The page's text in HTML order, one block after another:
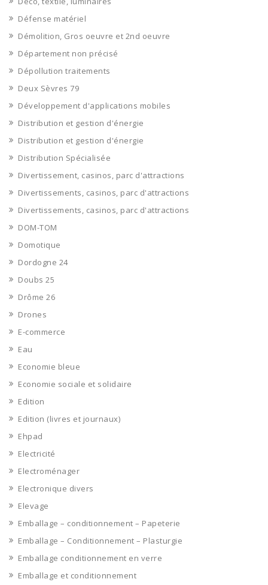
Défense matériel
Démolition, Gros oeuvre et 2nd oeuvre
Département non précisé
Dépollution traitements
Deux Sèvres 79
Développement d'applications mobiles
Distribution et gestion d'énergie
Distribution et gestion d'énergie
Distribution Spécialisée
Divertissement, casinos, parc d'attractions
Divertissements, casinos, parc d'attractions
Divertissements, casinos, parc d'attractions
DOM-TOM
Domotique
Dordogne 24
Doubs 25
Drôme 26
Drones
E-commerce
Eau
Economie bleue
Economie sociale et solidaire
Edition
Edition (livres et journaux)
Ehpad
Electricité
Electroménager
Electronique divers
Elevage
Emballage – conditionnement – Papeterie
Emballage – Conditionnement – Plasturgie
Emballage conditionnement en verre
Emballage et conditionnement